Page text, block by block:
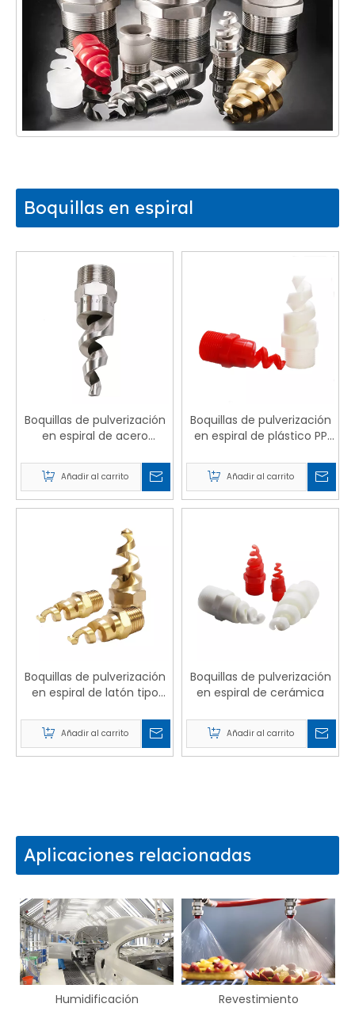
Boquillas en espiral
Boquillas de pulverización
en espiral de acero
Añadir al carrito
Boquillas de pulverización
en espiral de plástico PP
Añadir al carrito
Boquillas de pulverización
en espiral de latón tipo
Añadir al carrito
Boquillas de pulverización
en espiral de cerámica
Añadir al carrito
Aplicaciones relacionadas
Humidificación Revestimiento